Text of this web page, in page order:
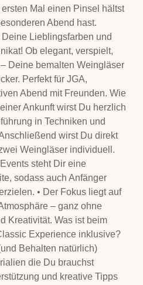
Mal einen Pinsel hältst
Abend hast.
Lieblingsfarben und
Ob elegant, verspielt,
Deine bemalten Weingläser
Perfekt für JGA,
Abend mit Freunden. Wie
Ankunft wirst Du herzlich
in Techniken und
wirst Du direkt
Weingläser individuell.
steht Dir eine
sodass auch Anfänger
• Der Fokus liegt auf
– ganz ohne
Kreativität. Was ist beim
Experience inklusive?
Behalten natürlich)
die Du brauchst
und kreative Tipps